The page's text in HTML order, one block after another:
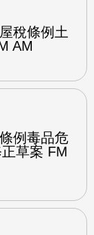
稅條例土
AM
例毒品危
草案 FM